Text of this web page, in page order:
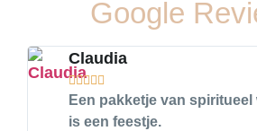
Google
Claudia
  
Een pakketje van
is een feestje.